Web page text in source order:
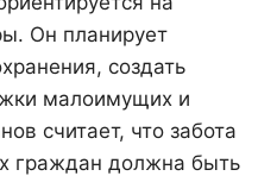
Он планирует
создать
малоимущих и
считает, что забота
граждан должна быть